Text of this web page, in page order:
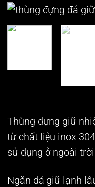
Thùng đựng giữ
từ chất liệu inox
sử dụng ở ngoài trời.
Ngăn đá giữ lạnh